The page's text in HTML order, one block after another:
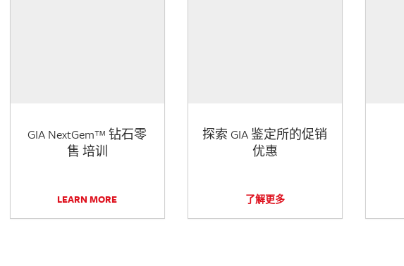
GIA NextGem™ 钻石零
售 培训
LEARN MORE
探索 GIA 鉴定所的促销
优惠
了解更多